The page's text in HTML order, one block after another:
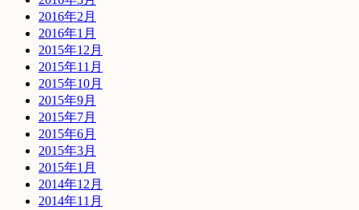
2016年2月
2016年1月
2015年12月
2015年11月
2015年10月
2015年9月
2015年7月
2015年6月
2015年3月
2015年1月
2014年12月
2014年11月